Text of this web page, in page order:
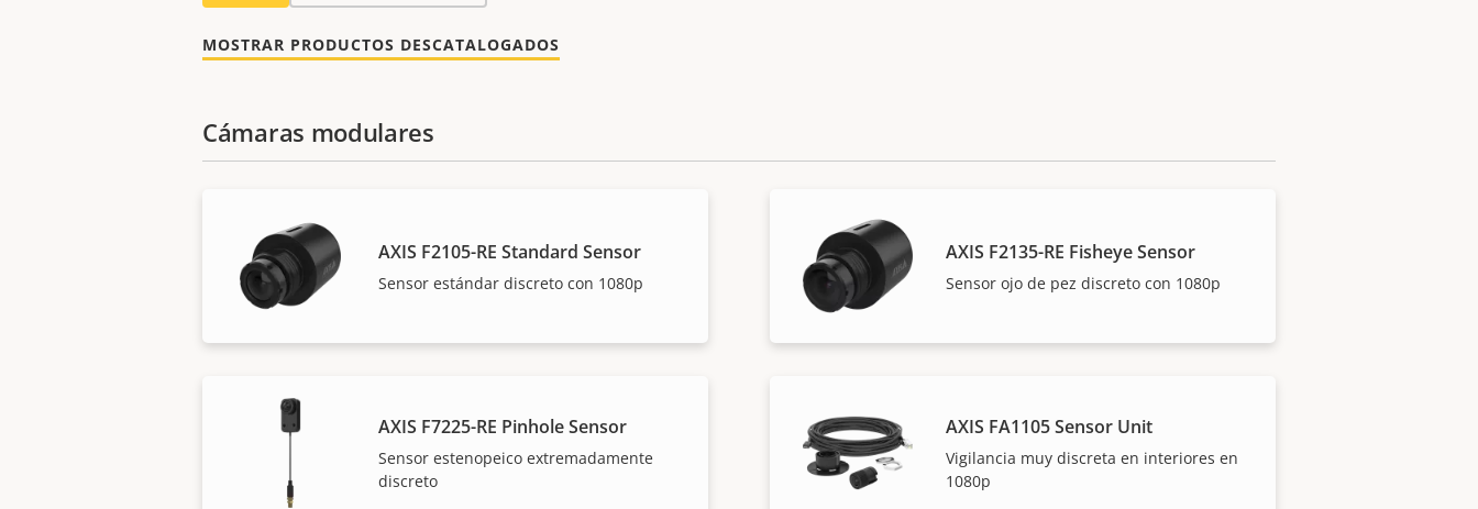
MOSTRAR PRODUCTOS DESCATALOGADOS
Cámaras modulares
AXIS F2105-RE Standard Sensor
Sensor estándar discreto con 1080p
AXIS F2135-RE Fisheye Sensor
Sensor ojo de pez discreto con 1080p
AXIS F7225-RE Pinhole Sensor
Sensor estenopeico extremadamente
discreto
AXIS FA1105 Sensor Unit
Vigilancia muy discreta en interiores en
1080p